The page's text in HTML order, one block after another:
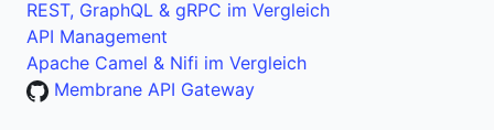
REST, GraphQL & gRPC im Vergleich
API Management
Apache Camel & Nifi im Vergleich
Membrane API Gateway